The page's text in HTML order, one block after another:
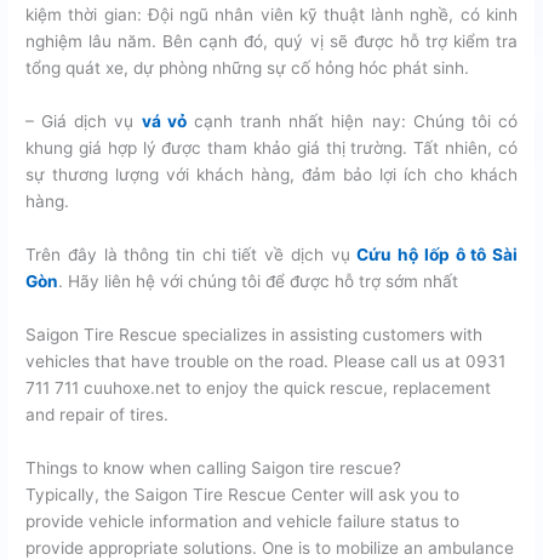
kiệm thời gian: Đội ngũ nhân viên kỹ thuật lành nghề, có kinh
nghiệm lâu năm. Bên cạnh đó, quý vị sẽ được hỗ trợ kiểm tra
tổng quát xe, dự phòng những sự cố hỏng hóc phát sinh.
– Giá dịch vụ vá vỏcạnh tranh nhất hiện nay: Chúng tôi có
khung giá hợp lý được tham khảo giá thị trường. Tất nhiên, có
sự thương lượng với khách hàng, đảm bảo lợi ích cho khách
hàng.
Trên đây là thông tin chi tiết về dịch vụCứu hộ lốp ô tô Sài
Gòn. Hãy liên hệ với chúng tôi để được hỗ trợ sớm nhất
Saigon Tire Rescue specializes in assisting customers with
vehicles that have trouble on the road. Please call us at 0931
711 711 cuuhoxe.net to enjoy the quick rescue, replacement
and repair of tires.
Things to know when calling Saigon tire rescue?
Typically, the Saigon Tire Rescue Center will ask you to
provide vehicle information and vehicle failure status to
provide appropriate solutions. One is to mobilize an ambulance